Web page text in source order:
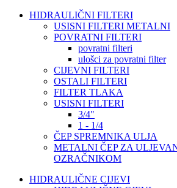
HIDRAULIČNI FILTERI
USISNI FILTERI METALNI
POVRATNI FILTERI
povratni filteri
ulošci za povratni filter
CIJEVNI FILTERI
OSTALI FILTERI
FILTER TLAKA
USISNI FILTERI
3/4"
1 - 1/4
ČEP SPREMNIKA ULJA
METALNI ČEP ZA
OZRAČNIKOM
HIDRAULIČNE CIJEVI